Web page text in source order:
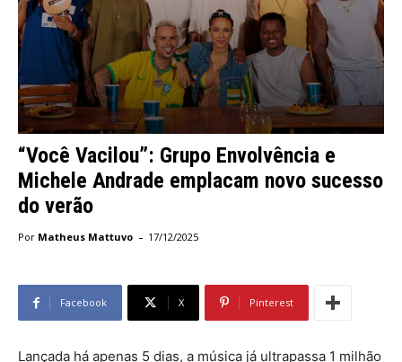
“Você Vacilou”: Grupo Envolvência e
Michele Andrade emplacam novo sucesso
do verão
Por Matheus Mattuvo - 17/12/2025
Facebook X Pinterest
Lançada há apenas 5 dias, a música já ultrapassa 1 milhão